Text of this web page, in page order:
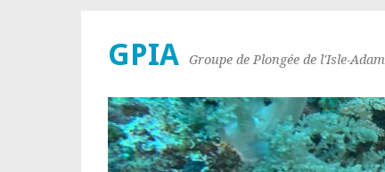
GPIA Groupe de Plongée de l'Isle-Adam